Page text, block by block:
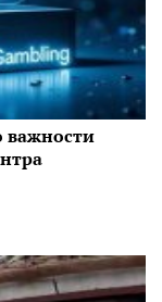
важности